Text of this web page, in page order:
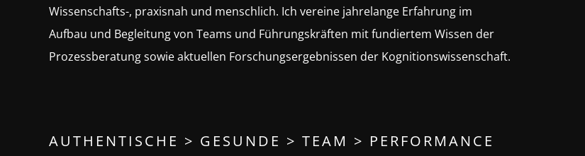
Wissenschafts-, praxisnah und menschlich. Ich vereine jahrelange Erfahrung im
Aufbau und Begleitung von Teams und Führungskräften mit fundiertem Wissen der
Prozessberatung sowie aktuellen Forschungsergebnissen der Kognitionswissenschaft.
AUTHENTISCHE > GESUNDE > TEAM > PERFORMANCE